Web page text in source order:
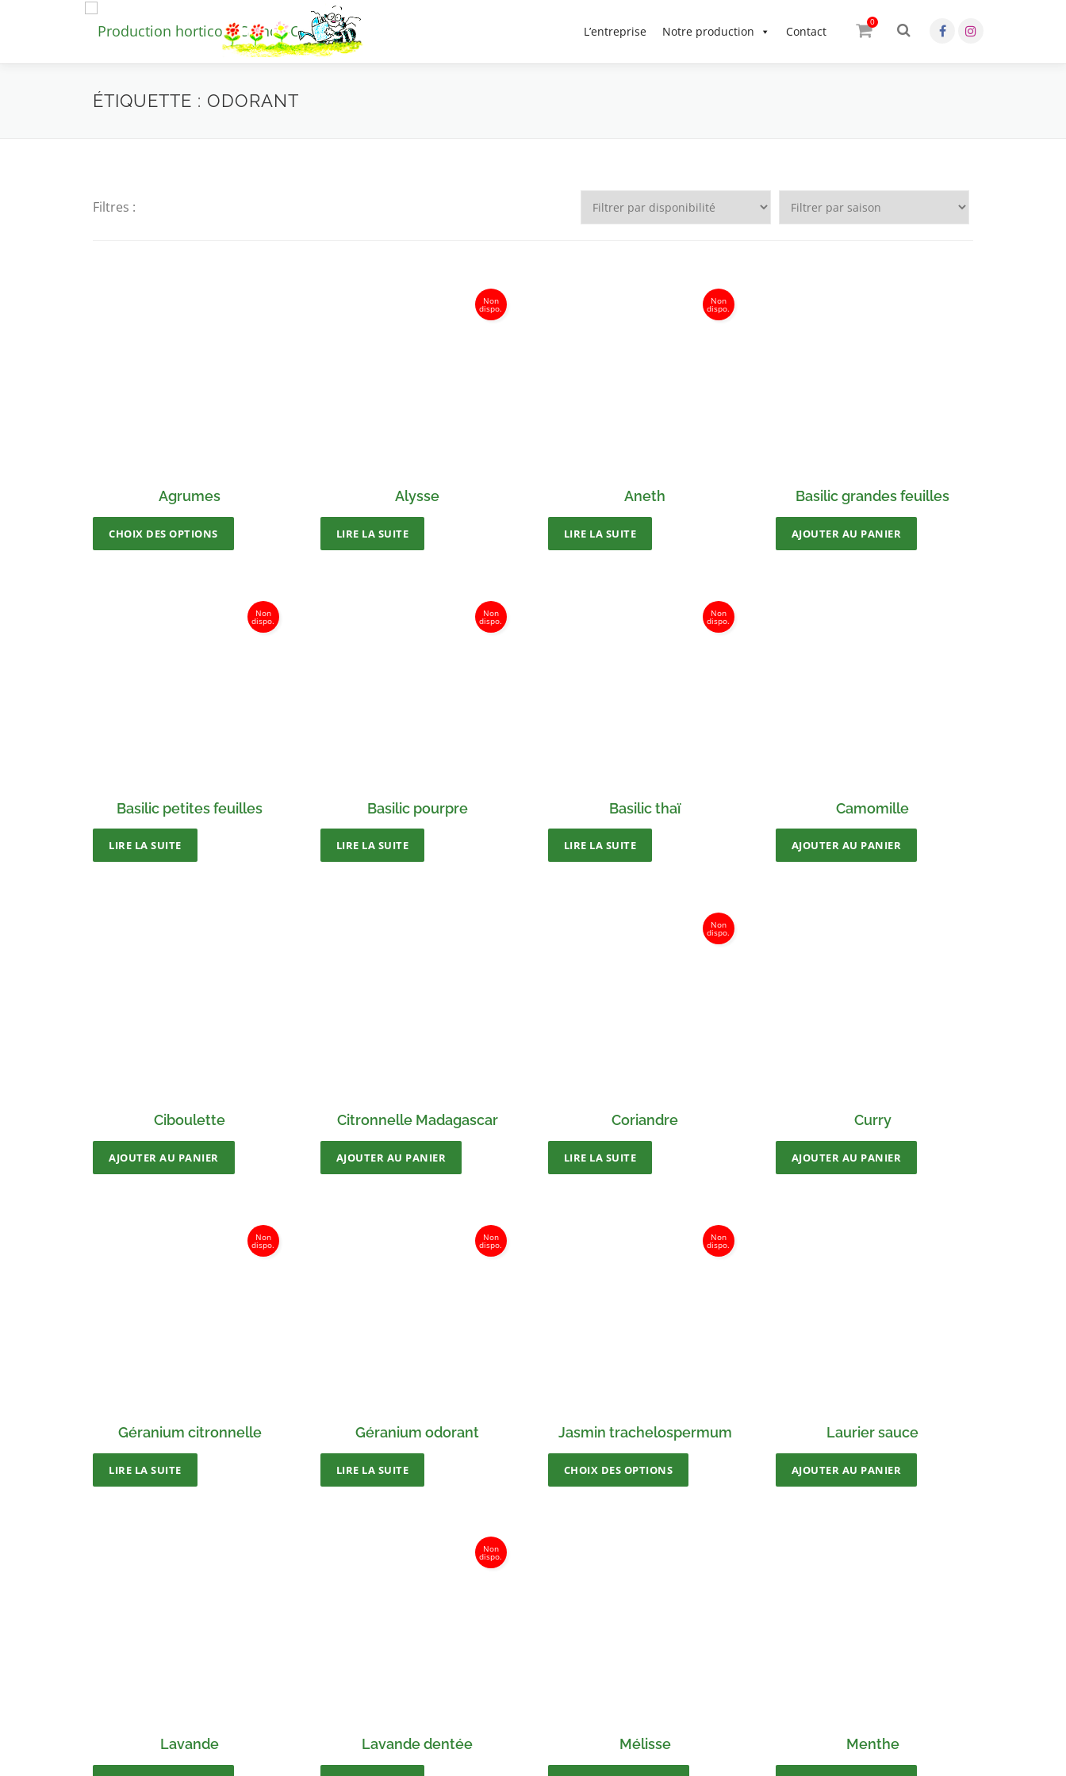
contenu
L’entreprise Notre production Contact OK
0
ÉTIQUETTE : ODORANT
Filtres :
Agrumes
CHOIX DES OPTIONS
Alysse
LIRE LA SUITE
Aneth
LIRE LA SUITE
Basilic grandes feuilles
AJOUTER AU PANIER
Basilic petites feuilles
LIRE LA SUITE
Basilic pourpre
LIRE LA SUITE
Basilic thaï
LIRE LA SUITE
Camomille
AJOUTER AU PANIER
Ciboulette
AJOUTER AU PANIER
Citronnelle Madagascar
AJOUTER AU PANIER
Coriandre
LIRE LA SUITE
Curry
AJOUTER AU PANIER
Géranium citronnelle
LIRE LA SUITE
Géranium odorant
LIRE LA SUITE
Jasmin trachelospermum
CHOIX DES OPTIONS
Laurier sauce
AJOUTER AU PANIER
Lavande Lavande dentée Mélisse Menthe